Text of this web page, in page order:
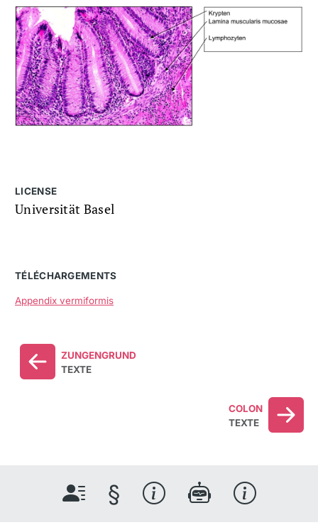
LICENSE
Universität Basel
TÉLÉCHARGEMENTS
Appendix vermiformis
ZUNGENGRUND
TEXTE
COLON
TEXTE
§